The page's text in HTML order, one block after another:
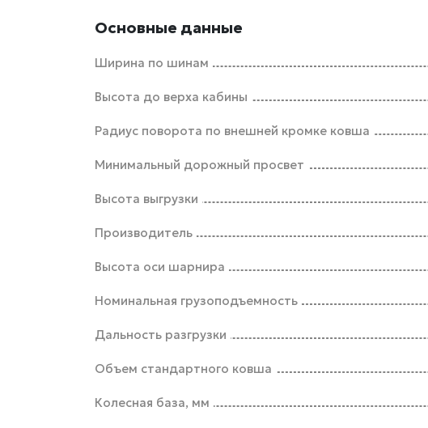
Основные данные
Ширина по шинам
Высота до верха кабины
Радиус поворота по внешней кромке ковша
Минимальный дорожный просвет
Высота выгрузки
Производитель
Высота оси шарнира
Номинальная грузоподъемность
Дальность разгрузки
Объем стандартного ковша
Колесная база, мм